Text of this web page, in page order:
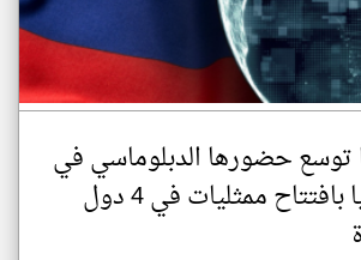
توسع حضورها الدبلوماسي في
إفريقيا بافتتاح ممثليات في 4 دول